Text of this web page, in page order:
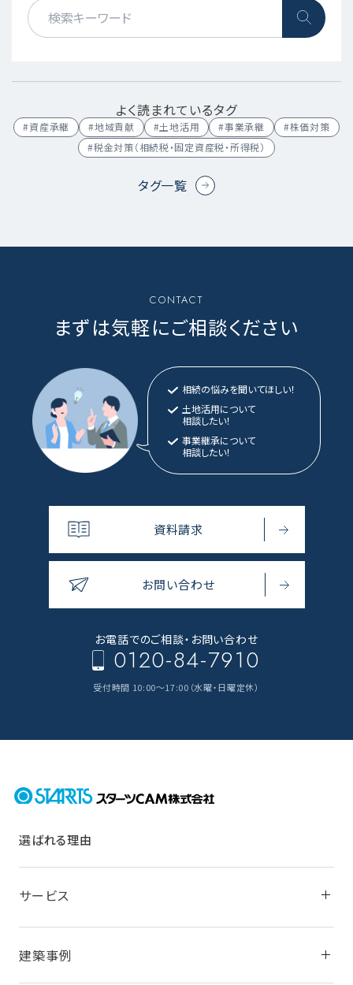
よく読まれているタグ
#資産承継 #地域貢献 #土地活用 #事業承継
#株価対策
#税金対策（相続税・固定資産税・所得税）
タグ一覧
CONTACT
まずは気軽にご相談ください
相続の悩みを聞いてほしい！
土地活用について
相談したい！
事業継承について
相談したい！
資料請求
お問い合わせ
お電話でのご相談・ お問い合わせ
0120-84-7910
受付時間 10:00～17:00（水曜・日曜定休）
選ばれる理由
サービス
建築事例